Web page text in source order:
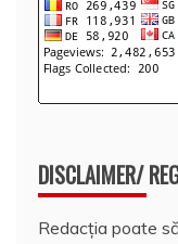
DISCLAIMER/
Redacția poate